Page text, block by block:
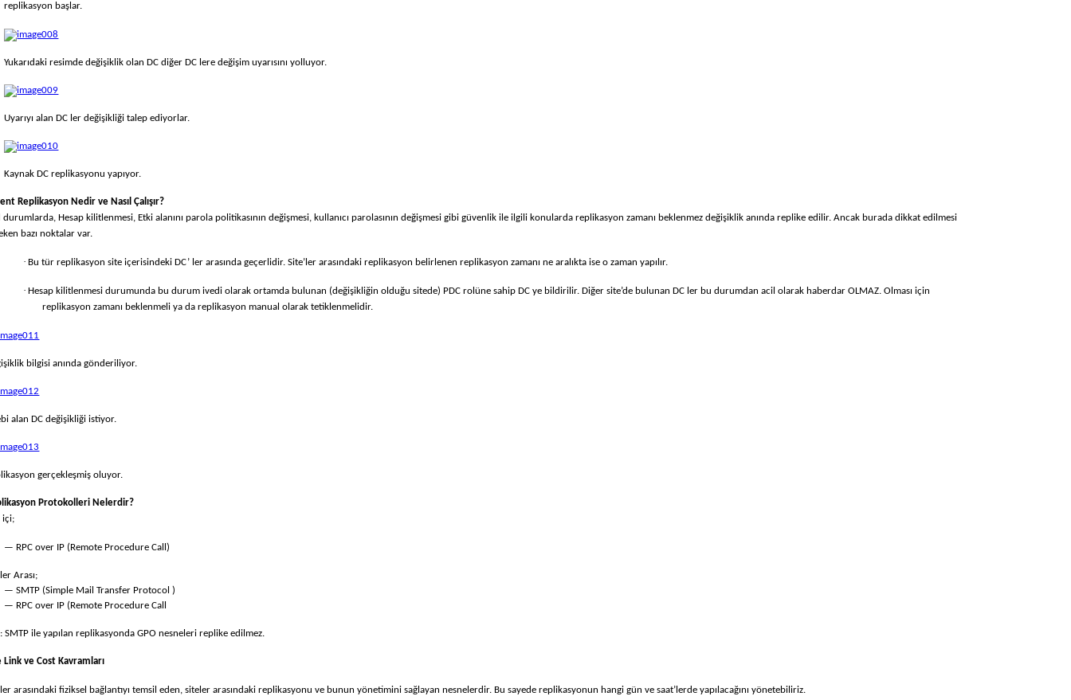
replikasyon başlar.
Yukarıdaki resimde değişiklik olan DC diğer DC lere değişim uyarısını yolluyor.
Uyarıyı alan DC ler değişikliği talep ediyorlar.
Kaynak DC replikasyonu yapıyor.
Replikasyon Nedir ve Nasıl Çalışır?
durumlarda, Hesap kilitlenmesi, Etki alanını parola politikasının değişmesi, kullanıcı parolasının değişmesi gibi güvenlik ile ilgili konularda replikasyon zamanı beklenmez değişiklik anında replike edilir. Ancak burada dikkat edilmesi
bazı noktalar var.
· Bu tür replikasyon site içerisindeki DC’ ler arasında geçerlidir. Site’ler arasındaki replikasyon belirlenen replikasyon zamanı ne aralıkta ise o zaman yapılır.
· Hesap kilitlenmesi durumunda bu durum ivedi olarak ortamda bulunan (değişikliğin olduğu sitede) PDC rolüne sahip DC ye bildirilir. Diğer site’de bulunan DC ler bu durumdan acil olarak haberdar OLMAZ. Olması için
replikasyon zamanı beklenmeli ya da replikasyon manual olarak tetiklenmelidir.
bilgisi anında gönderiliyor.
alan DC değişikliği istiyor.
gerçekleşmiş oluyor.
Protokolleri Nelerdir?
içi;
— RPC over IP (Remote Procedure Call)
Arası;
— SMTP (Simple Mail Transfer Protocol )
— RPC over IP (Remote Procedure Call
SMTP ile yapılan replikasyonda GPO nesneleri replike edilmez.
Link ve Cost Kavramları
arasındaki fiziksel bağlantıyı temsil eden, siteler arasındaki replikasyonu ve bunun yönetimini sağlayan nesnelerdir. Bu sayede replikasyonun hangi gün ve saat’lerde yapılacağını yönetebiliriz.